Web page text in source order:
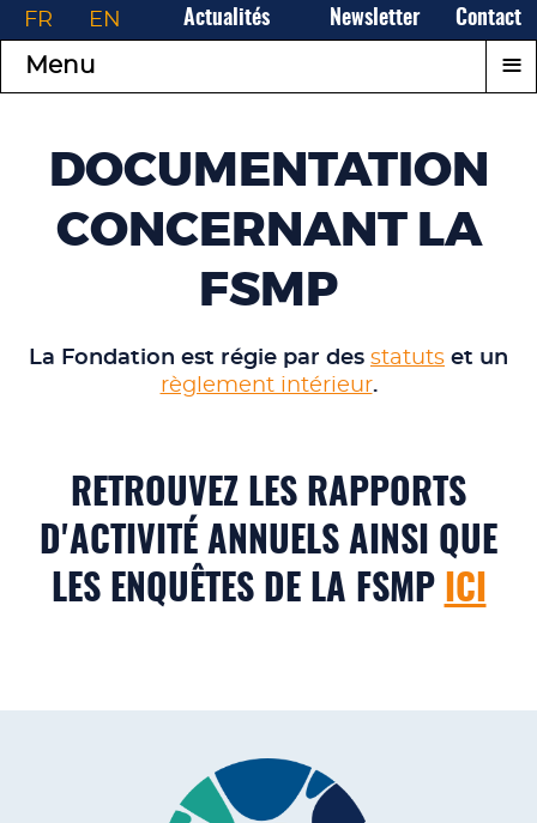
Actualités Newsletter Contact
FR EN
Menu ≡
DOCUMENTATION
CONCERNANT LA
FSMP
La Fondation est régie par des statuts et un
règlement intérieur.
RETROUVEZ LES RAPPORTS
D'ACTIVITÉ ANNUELS AINSI QUE
LES ENQUÊTES DE LA FSMP ICI